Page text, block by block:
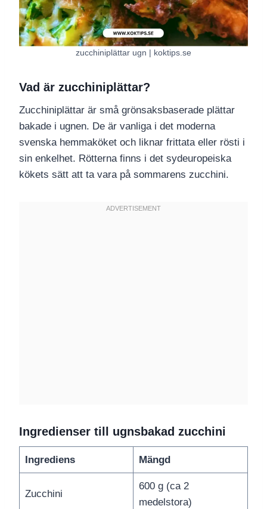
zucchiniplättar ugn | koktips.se
Vad är zucchiniplättar?
Zucchiniplättar är små grönsaksbaserade plättar
bakade i ugnen. De är vanliga i det moderna
svenska hemmaköket och liknar frittata eller rösti i
sin enkelhet. Rötterna finns i det sydeuropeiska
kökets sätt att ta vara på sommarens zucchini.
Ingredienser till ugnsbakad zucchini
Ingrediens Mängd
Zucchini
600 g (ca 2
medelstora)